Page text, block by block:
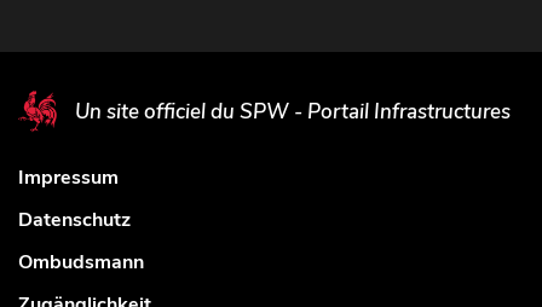
Un site officiel du SPW - Portail Infrastructures
Impressum
Datenschutz
Ombudsmann